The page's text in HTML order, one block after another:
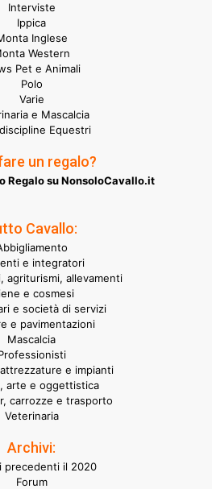
Interviste
Ippica
Inglese
Western
Pet e Animali
Polo
Varie
e Mascalcia
Equestri
un regalo?
Regalo su NonsoloCavallo.it
Cavallo:
e integratori
agriturismi, allevamenti
e cosmesi
e società di servizi
e pavimentazioni
Mascalcia
e impianti
arte e oggettistica
carrozze e trasporto
Veterinaria
Archivi:
precedenti il 2020
Forum